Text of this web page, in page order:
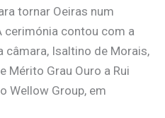
tornar Oeiras num
cerimónia contou com a
câmara, Isaltino de Morais,
Mérito Grau Ouro a Rui
Wellow Group, em